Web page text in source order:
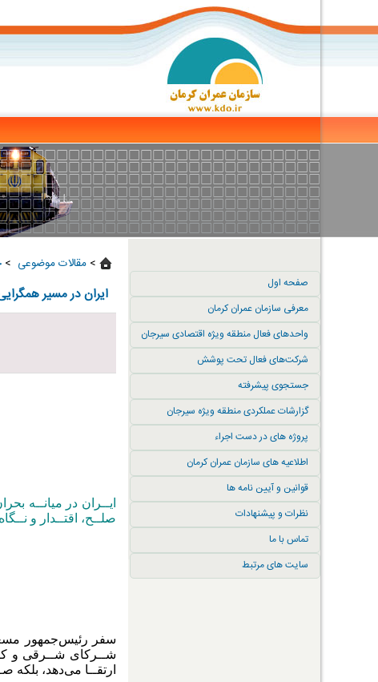
صفحه اول
معرفی سازمان عمران کرمان
واحدهای فعال منطقه ویژه اقتصادی سیرجان
شرکت‌های فعال تحت پوشش
جستجوی پیشرفته
گزارشات عملکردی منطقه ویژه سیرجان
پروژه های در دست اجراء
اطلاعیه های سازمان عمران کرمان
قوانین و آیین نامه ها
نظرات و پیشنهادات
تماس با ما
سایت های مرتبط
> مقالات موضوعی ‏ >
ایران در مسیر
ایــران در میانــه
صلــح، اقتــدار و
سفر رئیس‌جمهور
شــرکای شــرقی و
ارتقــا می‌دهد، بلکه